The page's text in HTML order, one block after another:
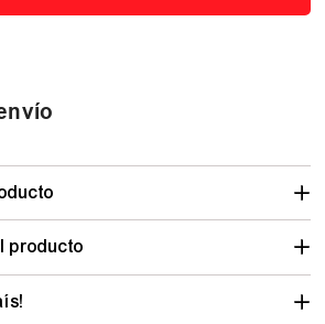
producto